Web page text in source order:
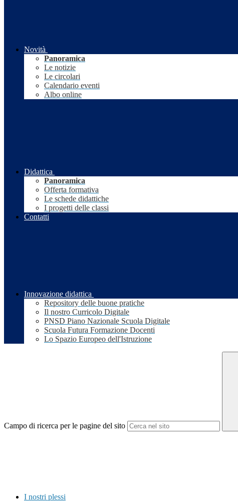
Novità
Panoramica
Le notizie
Le circolari
Calendario eventi
Albo online
Didattica
Panoramica
Offerta formativa
Le schede didattiche
I progetti delle classi
Contatti
Innovazione didattica
Repository delle buone pratiche
Il nostro Curricolo Digitale
PNSD Piano Nazionale Scuola Digitale
Scuola Futura Formazione Docenti
Lo Spazio Europeo dell'Istruzione
Campo di ricerca per le pagine del sito
I nostri plessi